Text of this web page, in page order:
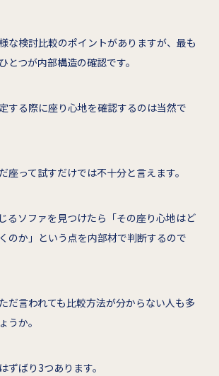
な検討比較のポイントがありますが、最も
とつが内部構造の確認です。
する際に座り心地を確認するのは当然で
座って試すだけでは不十分と言えます。
るソファを見つけたら「その座り心地はど
のか」という点を内部材で判断するので
だ言われても比較方法が分からない人も多
うか。
ずばり3つあります。